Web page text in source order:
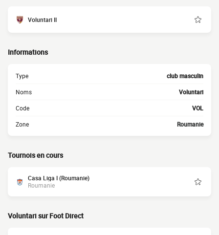
Voluntari II
Informations
Type club masculin
Noms Voluntari
Code VOL
Zone Roumanie
Tournois en cours
Casa Liga I (Roumanie)
Roumanie
Voluntari sur Foot Direct